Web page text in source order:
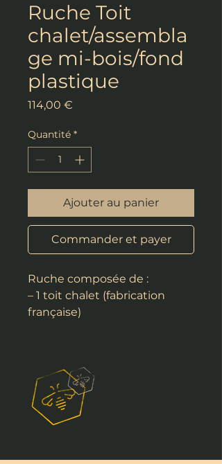
Ruche Toit
chalet/assembla
ge mi-bois/fond
plastique
114,00 €
Quantité *
Ajouter au panier
Commander et payer
Ruche composée de :
– 1 toit chalet (fabrication
française)
– 1 fond plastique
– 1 tiroir
– 1 portière Nicot
– 1 paire de fixe élément